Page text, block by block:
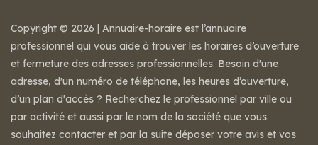
Copyright © 2026 | Annuaire-horaire est l’annuaire
professionnel qui vous aide à trouver les horaires d’ouverture
et fermeture des adresses professionnelles. Besoin d'une
adresse, d'un numéro de téléphone, les heures d’ouverture,
d’un plan d'accès ? Recherchez le professionnel par ville ou
par activité et aussi par le nom de la société que vous
souhaitez contacter et par la suite déposer votre avis et vos